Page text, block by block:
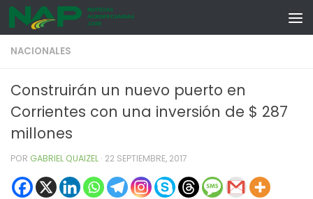
Skip to content
NACIONALES
Construirán un nuevo puerto en
Corrientes con una inversión de $ 287
millones
POR GABRIEL QUAIZEL · 22 SEPTIEMBRE, 2017